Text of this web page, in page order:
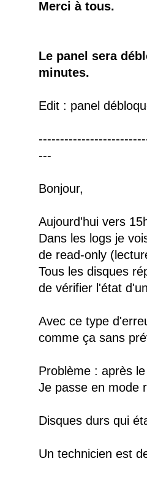
Merci à tous.
Le panel sera
minutes.
Edit : panel
---
Bonjour,
Aujourd'hui vers
Dans les logs je
de read-only
Tous les disques
de vérifier l'état
Avec ce type
comme ça sans
Problème : après
Je passe en mode
Disques durs qui
Un technicien est